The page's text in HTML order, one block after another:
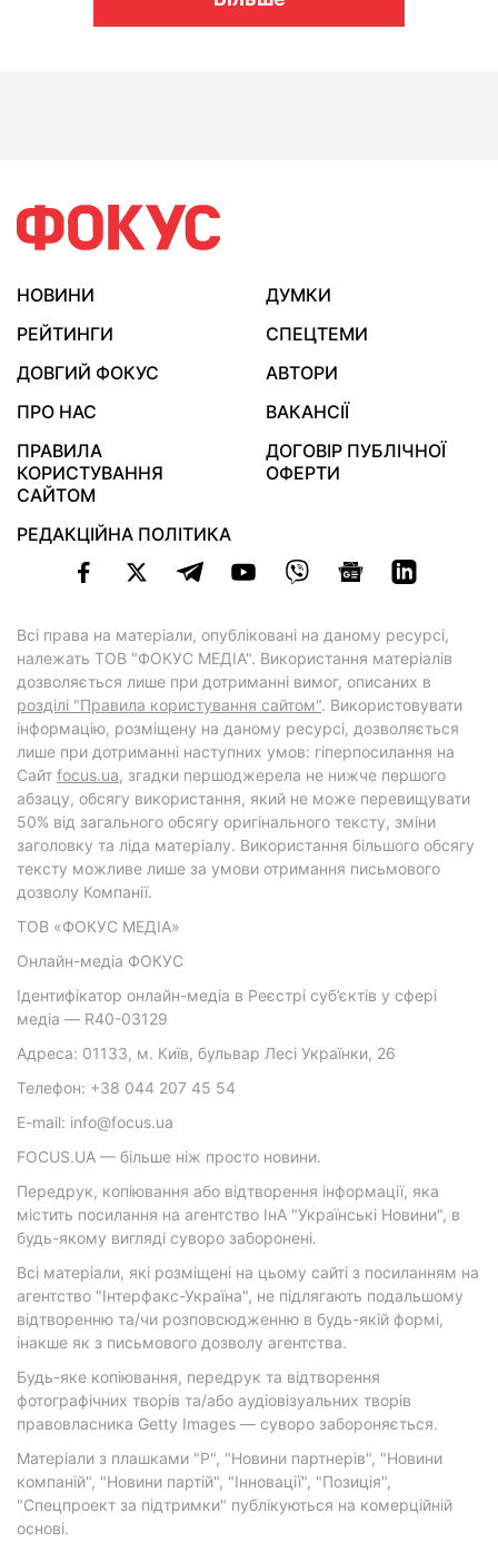
НОВИНИ
ДУМКИ
РЕЙТИНГИ
СПЕЦТЕМИ
ДОВГИЙ ФОКУС
АВТОРИ
ПРО НАС
ВАКАНСІЇ
ПРАВИЛА
КОРИСТУВАННЯ
САЙТОМ
ДОГОВІР ПУБЛІЧНОЇ
ОФЕРТИ
РЕДАКЦІЙНА ПОЛІТИКА
Всі права на матеріали, опубліковані на даному ресурсі,
належать ТОВ "ФОКУС МЕДІА". Використання матеріалів
дозволяється лише при дотриманні вимог, описаних в
розділі "Правила користування сайтом". Використовувати
інформацію, розміщену на даному ресурсі, дозволяється
лише при дотриманні наступних умов: гіперпосилання на
Cайт focus.ua, згадки першоджерела не нижче першого
абзацу, обсягу використання, який не може перевищувати
50% від загального обсягу оригінального тексту, зміни
заголовку та ліда матеріалу. Використання більшого обсягу
тексту можливе лише за умови отримання письмового
дозволу Компанії.
ТОВ «ФОКУС МЕДІА»
Онлайн-медіа ФОКУС
Ідентифікатор онлайн-медіа в Реєстрі суб’єктів у сфері
медіа — R40-03129
Адреса: 01133, м. Київ, бульвар Лесі Українки, 26
Телефон: +38 044 207 45 54
E-mail: info@focus.ua
FOCUS.UA — більше ніж просто новини.
Передрук, копіювання або відтворення інформації, яка
містить посилання на агентство ІнА "Українські Новини", в
будь-якому вигляді суворо заборонені.
Всі матеріали, які розміщені на цьому сайті з посиланням на
агентство "Інтерфакс-Україна", не підлягають подальшому
відтворенню та/чи розповсюдженню в будь-якій формі,
інакше як з письмового дозволу агентства.
Будь-яке копіювання, передрук та відтворення
фотографічних творів та/або аудіовізуальних творів
правовласника Getty Images — суворо забороняється.
Матеріали з плашками "Р", "Новини партнерів", "Новини
компаній", "Новини партій", "Інновації", "Позиція",
"Спецпроект за підтримки" публікуються на комерційній
основі.